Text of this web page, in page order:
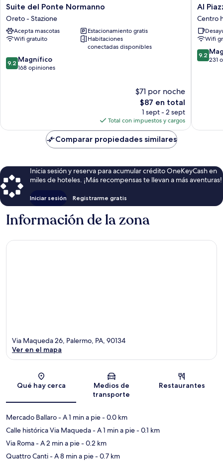
Suite
del
Ponte
Normanno
Oreto
Stazione
Suite del Ponte Normanno
Oreto - Stazione
Acepta mascotas
Estacionamiento gratis
Wifi gratuito
Habitaciones
conectadas disponibles
9.2
de
9.2 Magnífico
168 opiniones
$71 por noche
El
precio
actual
es
de
$87
$87 en total
1 sept - 2 sept
Total con impuestos y cargos
Al
Piazza
Marina
B&B
Centro
histórico
de
Al
Centro
Wifi
9.2
de
9.2
231
Comparar propiedades similares
Inicia sesión y reserva para acumular crédito OneKeyCash en
miles de hoteles. ¡Más recompensas te llevan a más aventuras!
Iniciar sesión Registrarme gratis
Información de la zona
Sección del mapa
Via Maqueda 26, Palermo, PA, 90134
Ver en el mapa
Qué hay cerca
Medios de
transporte
Restaurantes
Mercado Ballaro- A 1 min a pie- 0.0 km
Calle histórica Via Maqueda- A 1 min a pie- 0.1 km
Via Roma- A 2 min a pie- 0.2 km
Quattro Canti- A 8 min a pie- 0.7 km